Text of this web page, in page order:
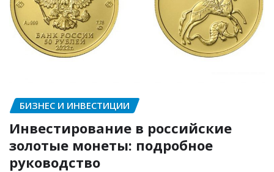
БИЗНЕС И ИНВЕСТИЦИИ
Инвестирование в российские
золотые монеты: подробное
руководство